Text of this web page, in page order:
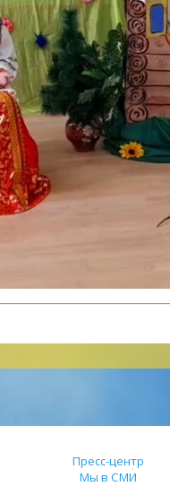
Пресс-центр
Мы в СМИ